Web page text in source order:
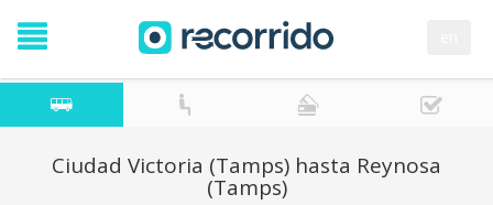
Ciudad Victoria (Tamps) hasta Reynosa
(Tamps)